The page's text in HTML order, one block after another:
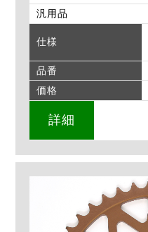
汎用品
仕様
品番
価格
詳細